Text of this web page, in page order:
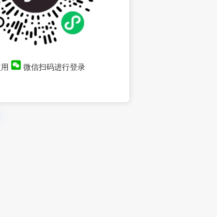
微信扫码进行登录